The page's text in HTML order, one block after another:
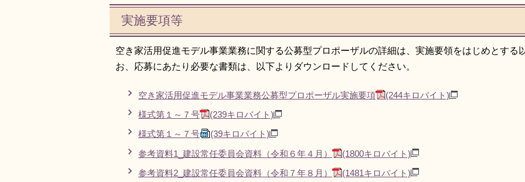
実施要項等
空き家活用促進モデル事業業務に関する公募型プロポーザルの詳細は、実施要領をはじめとする
お、応募にあたり必要な書類は、以下よりダウンロードしてください。
空き家活用促進モデル事業業務公募型プロポーザル実施要項
(244キロバイト)
様式第１～７号
(239キロバイト)
様式第１～７号
(39キロバイト)
参考資料1_建設常任委員会資料（令和６年４月）
(1800キロバイト)
参考資料2_建設常任委員会資料（令和７年８月）
(1481キロバイト)